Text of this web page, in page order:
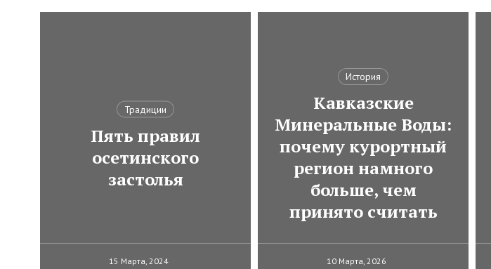
Традиции
Пять правил
осетинского
застолья
15 Марта, 2024
История
Кавказские
Минеральные Воды:
почему курортный
регион намного
больше, чем
принято считать
10 Марта, 2026